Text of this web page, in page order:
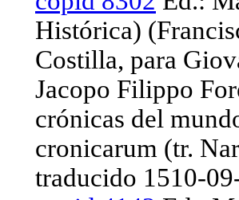
Histórica)
Costilla, para
Jacopo Filippo
crónicas del
cronicarum (tr.
traducido 1510-